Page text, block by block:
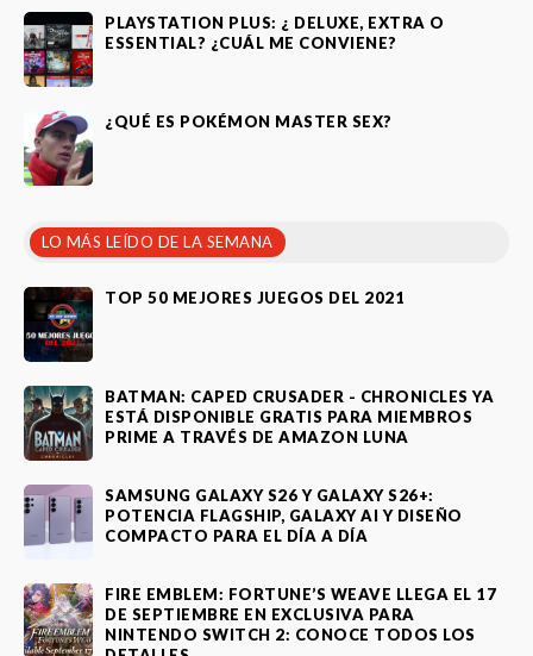
PLAYSTATION PLUS: ¿ DELUXE, EXTRA O
ESSENTIAL? ¿CUÁL ME CONVIENE?
¿QUÉ ES POKÉMON MASTER SEX?
LO MÁS LEÍDO DE LA SEMANA
TOP 50 MEJORES JUEGOS DEL 2021
BATMAN: CAPED CRUSADER - CHRONICLES YA
ESTÁ DISPONIBLE GRATIS PARA MIEMBROS
PRIME A TRAVÉS DE AMAZON LUNA
SAMSUNG GALAXY S26 Y GALAXY S26+:
POTENCIA FLAGSHIP, GALAXY AI Y DISEÑO
COMPACTO PARA EL DÍA A DÍA
FIRE EMBLEM: FORTUNE’S WEAVE LLEGA EL 17
DE SEPTIEMBRE EN EXCLUSIVA PARA
NINTENDO SWITCH 2: CONOCE TODOS LOS